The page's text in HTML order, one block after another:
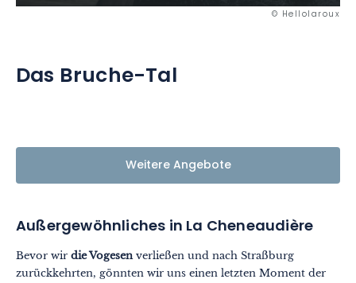
© Hellolaroux
Das Bruche-Tal
Weitere Angebote
Außergewöhnliches in La Cheneaudière
Bevor wir die Vogesenverließen und nach Straßburg
zurückkehrten, gönnten wir uns einen letzten Moment der